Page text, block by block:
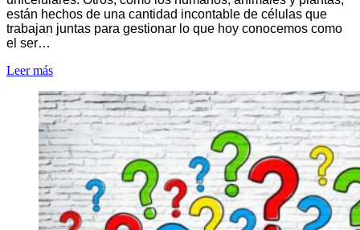
están hechos de una cantidad incontable de células que
trabajan juntas para gestionar lo que hoy conocemos como
el ser…
Leer más